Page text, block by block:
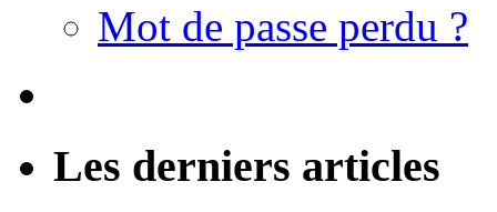
Mot de passe perdu ?
Les derniers articles